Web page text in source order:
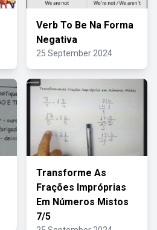
Verb To Be Na Forma
Negativa
25 September 2024
Transforme As
Frações Impróprias
Em Números Mistos
7/5